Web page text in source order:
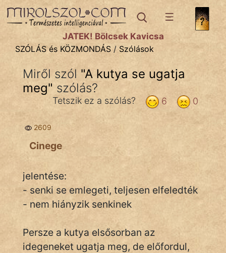
SZÓLÁS ÉS KÖZMONDÁStémák:
Bibliai
Közmondások
Szállóigék
Szóláscsoportok
Szólások
Tréfás
JÁTÉK! Bölcsek Kavicsa
SZÓLÁS és KÖZMONDÁS / Szólások
Miről szól "A kutya se ugatja
meg" szólás?
0
6
Tetszik ez a szólás?
2609
Cinege
jelentése:
- senki se emlegeti, teljesen elfeledték
- nem hiányzik senkinek
Persze a kutya elsősorban az
idegeneket ugatja meg, de előfordul,